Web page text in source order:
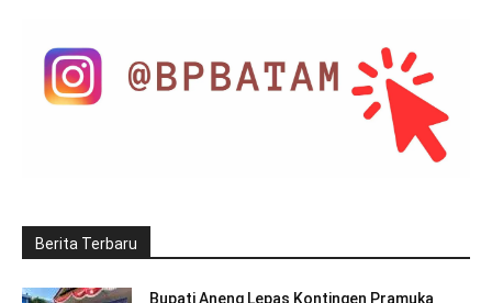
Berita Terbaru
Bupati Aneng Lepas Kontingen Pramuka